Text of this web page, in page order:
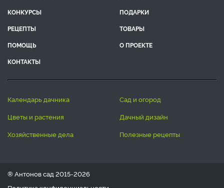
КОНКУРСЫ
ПОДАРКИ
РЕЦЕПТЫ
ТОВАРЫ
ПОМОЩЬ
О ПРОЕКТЕ
КОНТАКТЫ
календарь дачника
сад и огород
цветы и растения
дачный дизайн
хозяйственные дела
полезные рецепты
® Антонов сад 2015-2026